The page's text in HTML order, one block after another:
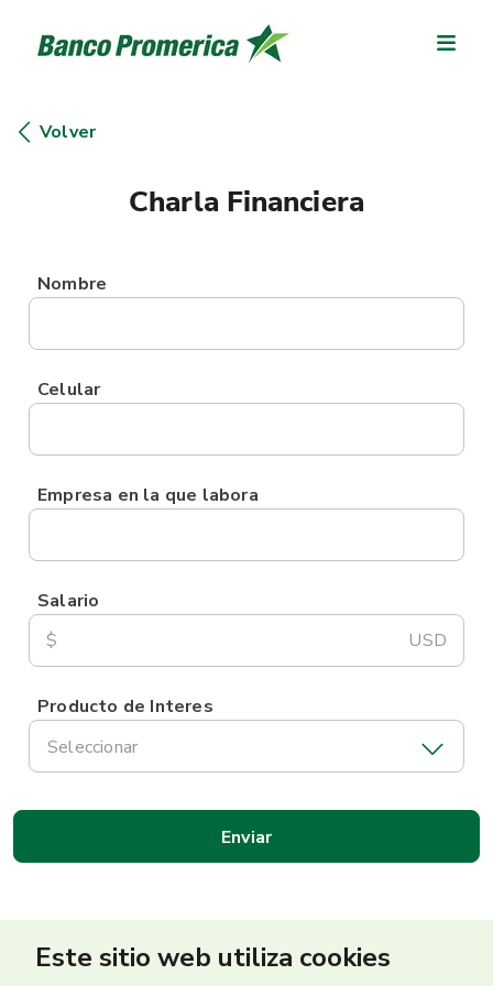
Volver
Charla Financiera
Nombre
Celular
Empresa en la que labora
Salario
$
USD
Producto de Interes
Seleccionar
Este sitio web utiliza cookies